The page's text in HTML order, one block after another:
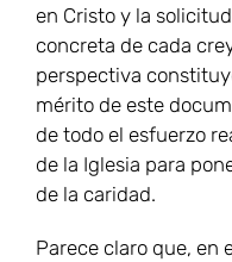
en Cristo y la
concreta de cada
perspectiva
mérito de este
de todo el esfuerzo
de la Iglesia para
de la caridad.
Parece claro que, en